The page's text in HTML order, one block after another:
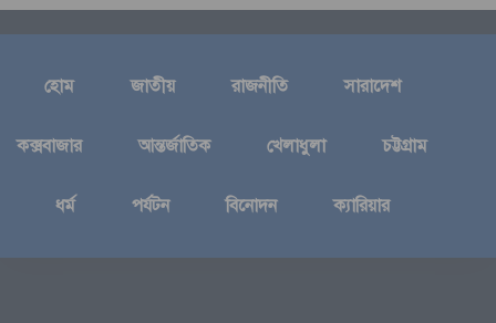
হোম জাতীয় রাজনীতি সারাদেশ
কক্সবাজার আন্তর্জাতিক খেলাধুলা চট্টগ্রাম
ধর্ম পর্যটন বিনোদন ক্যারিয়ার